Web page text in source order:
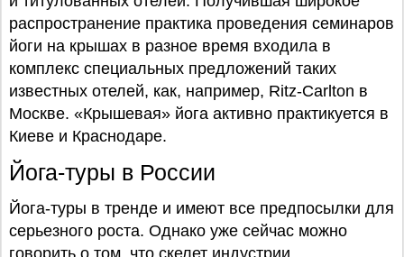
распространение практика проведения семинаров
йоги на крышах в разное время входила в
комплекс специальных предложений таких
известных отелей, как, например, Ritz-Carlton в
Москве. «Крышевая» йога активно практикуется в
Киеве и Краснодаре.
Йога-туры в России
Йога-туры в тренде и имеют все предпосылки для
серьезного роста. Однако уже сейчас можно
говорить о том, что скелет индустрии